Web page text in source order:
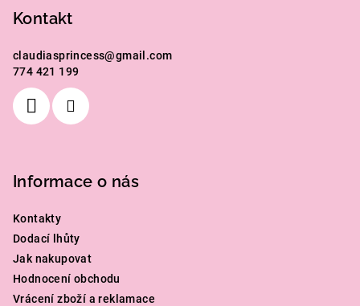
Kontakt
claudiasprincess@gmail.com
774 421 199
Informace o nás
Kontakty
Dodací lhůty
Jak nakupovat
Hodnocení obchodu
Vrácení zboží a reklamace